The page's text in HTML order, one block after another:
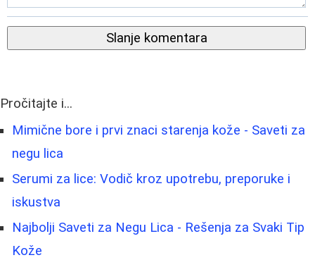
Slanje komentara
Pročitajte i...
Mimične bore i prvi znaci starenja kože - Saveti za
negu lica
Serumi za lice: Vodič kroz upotrebu, preporuke i
iskustva
Najbolji Saveti za Negu Lica - Rešenja za Svaki Tip
Kože